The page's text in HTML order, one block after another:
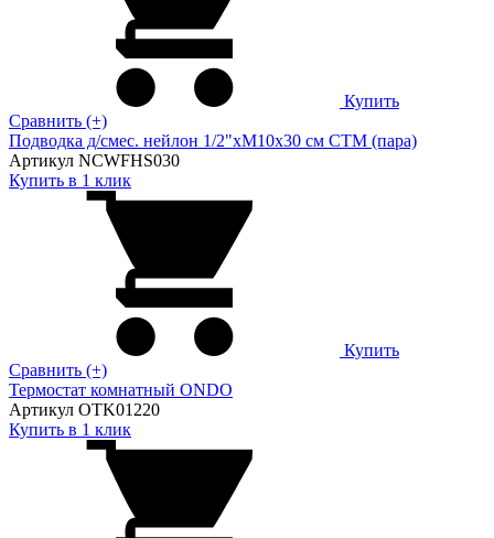
Купить
Сравнить (+)
Подводка д/смес. нейлон 1/2"xM10x30 см CTM (пара)
Артикул NCWFHS030
Купить в 1 клик
Купить
Сравнить (+)
Термостат комнатный ONDO
Артикул OTK01220
Купить в 1 клик